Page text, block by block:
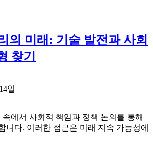
의 미래: 기술 발전과 사회
찾기
일
에서 사회적 책임과 정책 논의를 통해
니다. 이러한 접근은 미래 지속 가능성에